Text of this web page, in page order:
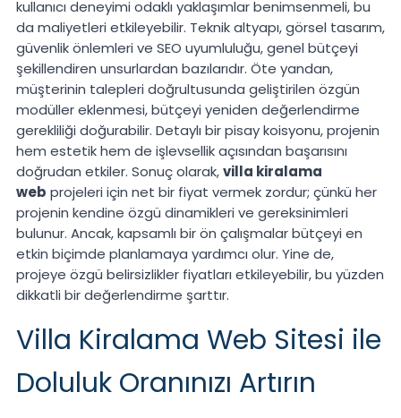
kullanıcı deneyimi odaklı yaklaşımlar benimsenmeli, bu
da maliyetleri etkileyebilir. Teknik altyapı, görsel tasarım,
güvenlik önlemleri ve SEO uyumluluğu, genel bütçeyi
şekillendiren unsurlardan bazılarıdır. Öte yandan,
müşterinin talepleri doğrultusunda geliştirilen özgün
modüller eklenmesi, bütçeyi yeniden değerlendirme
gerekliliği doğurabilir. Detaylı bir pisay koisyonu, projenin
hem estetik hem de işlevsellik açısından başarısını
doğrudan etkiler. Sonuç olarak,villa kiralama
web projeleri için net bir fiyat vermek zordur; çünkü her
projenin kendine özgü dinamikleri ve gereksinimleri
bulunur. Ancak, kapsamlı bir ön çalışmalar bütçeyi en
etkin biçimde planlamaya yardımcı olur. Yine de,
projeye özgü belirsizlikler fiyatları etkileyebilir, bu yüzden
dikkatli bir değerlendirme şarttır.
Villa Kiralama Web Sitesi ile
Doluluk Oranınızı Artırın